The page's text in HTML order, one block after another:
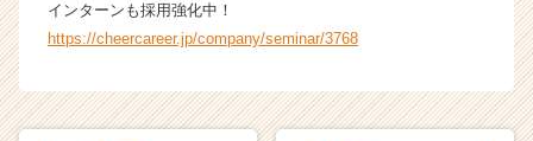
r
C
r
インターンも採用強化中！
https://cheercareer.jp/company/seminar/3768